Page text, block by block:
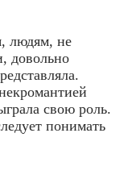
людям, не
довольно
свою роль.
понимать